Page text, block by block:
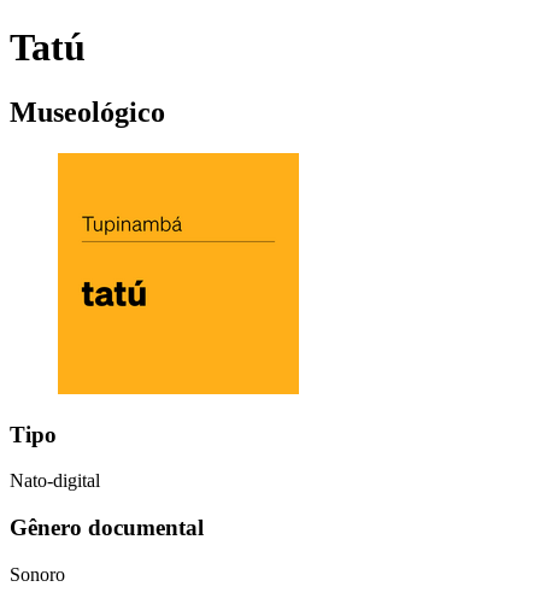
Tatú
Museológico
Tipo
Nato-digital
Gênero documental
Sonoro